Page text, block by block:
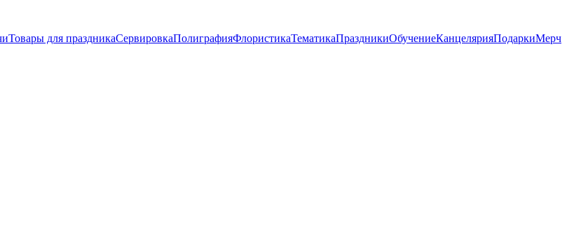
Товары для праздникаСервировкаПолиграфияФлористикаТематикаПраздникиОбучениеКанцелярияПодаркиМерч